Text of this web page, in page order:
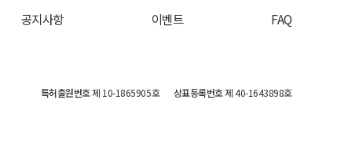
공지사항 이벤트 FAQ
특허출원번호제 10-1865905호 상표등록번호제 40-1643898호